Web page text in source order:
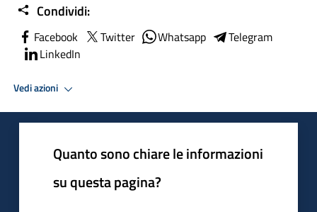
Condividi:
Facebook Twitter Whatsapp
Telegram
LinkedIn
Vedi azioni
Quanto sono chiare le informazioni
su questa pagina?